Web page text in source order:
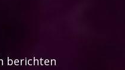
berichten